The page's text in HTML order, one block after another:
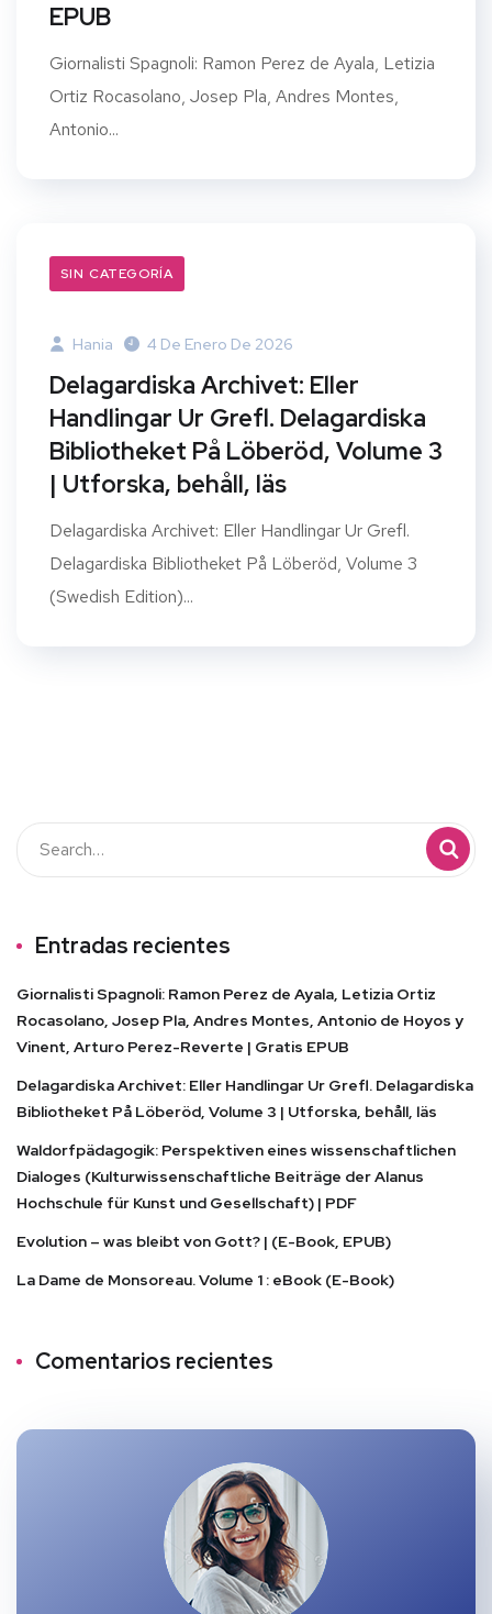
EPUB
Giornalisti Spagnoli: Ramon Perez de Ayala, Letizia
Ortiz Rocasolano, Josep Pla, Andres Montes,
Antonio...
SIN CATEGORÍA
Hania 4 De Enero De 2026
Delagardiska Archivet: Eller
Handlingar Ur Grefl. Delagardiska
Bibliotheket På Löberöd, Volume 3
| Utforska, behåll, läs
Delagardiska Archivet: Eller Handlingar Ur Grefl.
Delagardiska Bibliotheket På Löberöd, Volume 3
(Swedish Edition)...
Entradas recientes
Giornalisti Spagnoli: Ramon Perez de Ayala, Letizia Ortiz
Rocasolano, Josep Pla, Andres Montes, Antonio de Hoyos y
Vinent, Arturo Perez-Reverte | Gratis EPUB
Delagardiska Archivet: Eller Handlingar Ur Grefl. Delagardiska
Bibliotheket På Löberöd, Volume 3 | Utforska, behåll, läs
Waldorfpädagogik: Perspektiven eines wissenschaftlichen
Dialoges (Kulturwissenschaftliche Beiträge der Alanus
Hochschule für Kunst und Gesellschaft) | PDF
Evolution – was bleibt von Gott? | (E-Book, EPUB)
La Dame de Monsoreau. Volume 1 : eBook (E-Book)
Comentarios recientes